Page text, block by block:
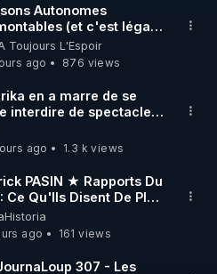
RGNR (stages,
SUR ODYSEE
sont aussi sur la
Autonomes
(et c'est légal).
éco village en
Toujours L'Espoir
ago
876 views
en a marre de se
interdire de spectacle.
décide donc de devenir
ago
1.3 k views
PASIN ★ Rapports Du
Ce Qu'Ils Disent De Plus
Sur Hitler
ago
161 views
307 - Les